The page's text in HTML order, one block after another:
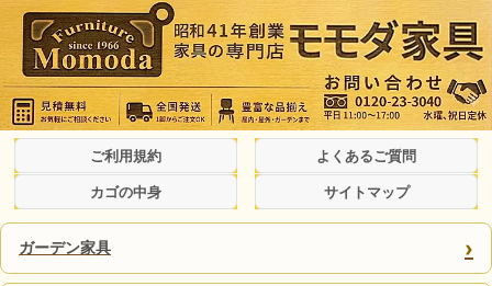
ご利用規約 よくあるご質問
カゴの中身 サイトマップ
ガーデン家具 ›